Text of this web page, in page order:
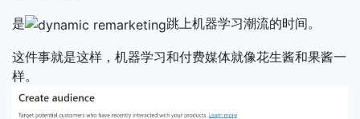
是
跳上机器学习潮流的时间。
这件事就是这样，机器学习和付费媒体就像花生酱和果酱一
样。